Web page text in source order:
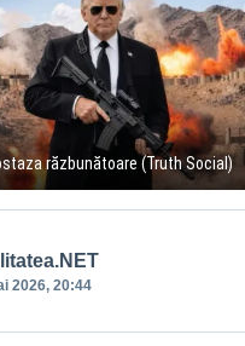
răzbunătoare (Truth Social)
2026, 20:44